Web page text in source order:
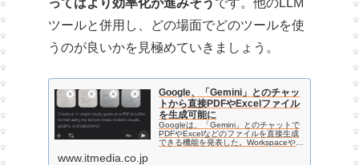
ってはより効率化が進みそう です。他のLLM
ツールと併用し、どの場面でどのツールを使
うのが良いかを見極めていきましょう。
Google、「Gemini」とのチャッ
トから直接PDFやExcelファイル
を生成可能に
Googleは、「Gemini」とのチャットで
PDFやExcelなどのファイルを直接生成
できる機能を発表した。Workspaceや
www.itmedia.co.jp